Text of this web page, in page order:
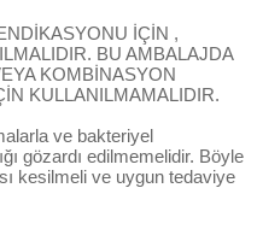
İÇİN ,
BU AMBALAJDA
KOMBİNASYON
KULLANILMAMALIDIR.
ve bakteriyel
gözardı edilmemelidir. Böyle
kesilmeli ve uygun tedaviye